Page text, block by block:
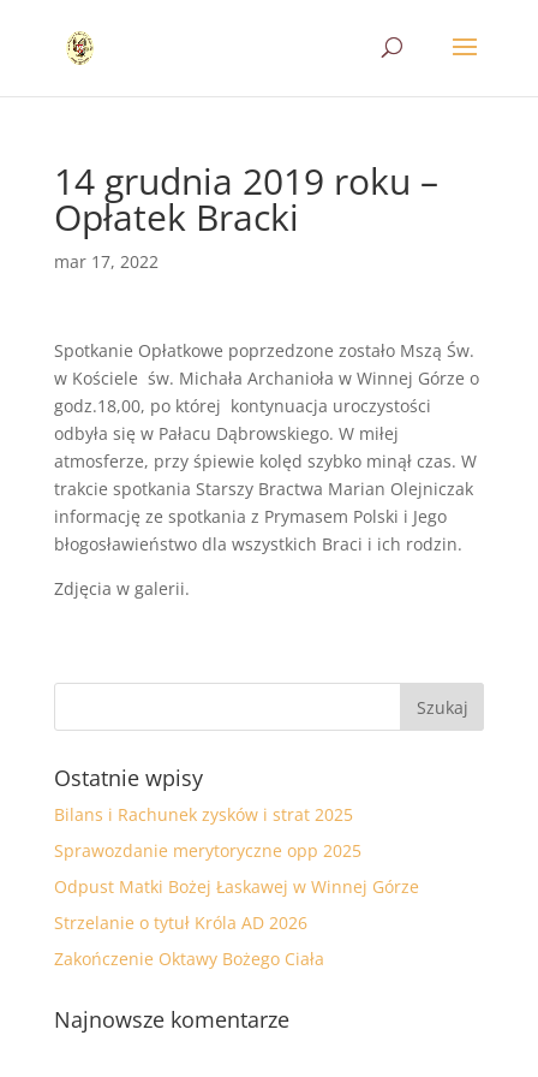
14 grudnia 2019 roku –
Opłatek Bracki
mar 17, 2022
Spotkanie Opłatkowe poprzedzone zostało Mszą Św.
w Kościele św. Michała Archanioła w Winnej Górze o
godz.18,00, po której kontynuacja uroczystości
odbyła się w Pałacu Dąbrowskiego. W miłej
atmosferze, przy śpiewie kolęd szybko minął czas. W
trakcie spotkania Starszy Bractwa Marian Olejniczak
informację ze spotkania z Prymasem Polski i Jego
błogosławieństwo dla wszystkich Braci i ich rodzin.
Zdjęcia w galerii.
Ostatnie wpisy
Bilans i Rachunek zysków i strat 2025
Sprawozdanie merytoryczne opp 2025
Odpust Matki Bożej Łaskawej w Winnej Górze
Strzelanie o tytuł Króla AD 2026
Zakończenie Oktawy Bożego Ciała
Najnowsze komentarze